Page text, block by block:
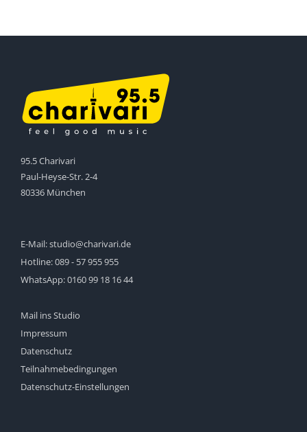
95.5 Charivari
Paul-Heyse-Str. 2-4
80336 München
E-Mail:studio@charivari.de
Hotline:089 - 57 955 955
WhatsApp:0160 99 18 16 44
Mail ins Studio
Impressum
Datenschutz
Teilnahmebedingungen
Datenschutz-Einstellungen